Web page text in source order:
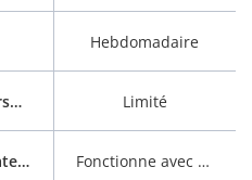
Plan de référencement personnalisé
Compatibilité avec les créateurs de sites Web
Hebdomadaire
Limité
Fonctionne avec tous les constructeurs de sites Web